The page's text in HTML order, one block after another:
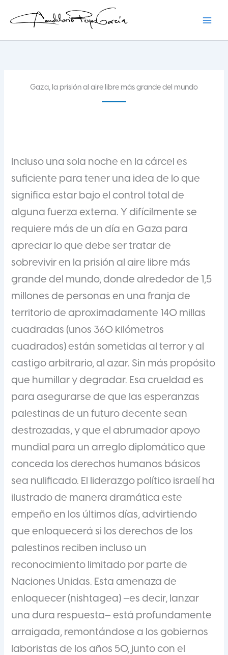
Gaza, la prisión al aire libre más grande del mundo
Incluso una sola noche en la cárcel es
suficiente para tener una idea de lo que
significa estar bajo el control total de
alguna fuerza externa. Y difícilmente se
requiere más de un día en Gaza para
apreciar lo que debe ser tratar de
sobrevivir en la prisión al aire libre más
grande del mundo, donde alrededor de 1,5
millones de personas en una franja de
territorio de aproximadamente 140 millas
cuadradas (unos 360 kilómetros
cuadrados) están sometidas al terror y al
castigo arbitrario, al azar. Sin más propósito
que humillar y degradar. Esa crueldad es
para asegurarse de que las esperanzas
palestinas de un futuro decente sean
destrozadas, y que el abrumador apoyo
mundial para un arreglo diplomático que
conceda los derechos humanos básicos
sea nulificado. El liderazgo político israelí ha
ilustrado de manera dramática este
empeño en los últimos días, advirtiendo
que enloquecerá si los derechos de los
palestinos reciben incluso un
reconocimiento limitado por parte de
Naciones Unidas. Esta amenaza de
enloquecer (nishtagea) –es decir, lanzar
una dura respuesta– está profundamente
arraigada, remontándose a los gobiernos
laboristas de los años 50, junto con el